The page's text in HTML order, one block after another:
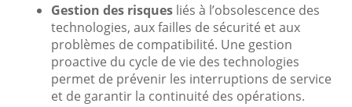
Gestion des risques liés à l’obsolescence des
technologies, aux failles de sécurité et aux
problèmes de compatibilité. Une gestion
proactive du cycle de vie des technologies
permet de prévenir les interruptions de service
et de garantir la continuité des opérations.